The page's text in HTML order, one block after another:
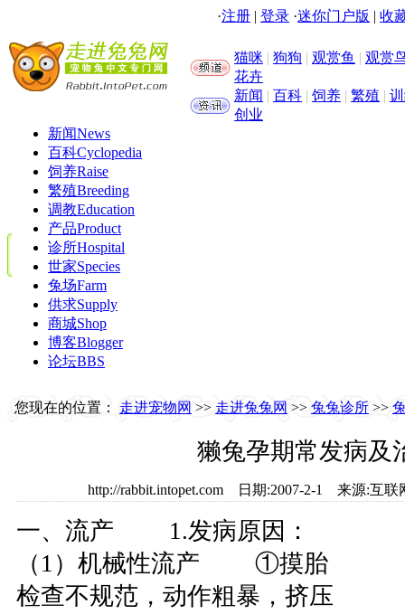
·注册 | 登录 ·迷你门户版 | 收
猫咪 | 狗狗 | 观赏鱼 | 观赏
花卉
新闻 | 百科 | 饲养 | 繁殖 |
创业
新闻News
百科Cyclopedia
饲养Raise
繁殖Breeding
调教Education
产品Product
诊所Hospital
世家Species
兔场Farm
供求Supply
商城Shop
博客Blogger
论坛BBS
您现在的位置： 走进宠物网 >> 走进兔兔网 >> 兔兔诊所 >>
獭兔孕期常发病及
http://rabbit.intopet.com 日期:2007-2-1 来源:互
一、流产 1.发病原因：
（1）机械性流产 ①摸胎
检查不规范，动作粗暴，挤压